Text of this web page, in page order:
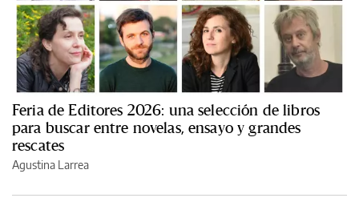
Feria de Editores 2026: una selección de libros
para buscar entre novelas, ensayo y grandes
rescates
Agustina Larrea